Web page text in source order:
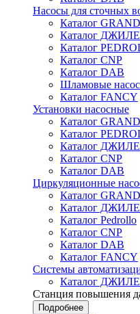
Насосы для сточных
Каталог
Каталог
Каталог
Каталог CNP
Каталог DAB
Шламовые
Каталог FANCY
Установки насосные
Каталог
Каталог
Каталог
Каталог CNP
Каталог DAB
Циркуляционные
Каталог
Каталог
Каталог Pedrollo
Каталог CNP
Каталог DAB
Каталог FANCY
Системы
Каталог
Станция повышения
Подробнее